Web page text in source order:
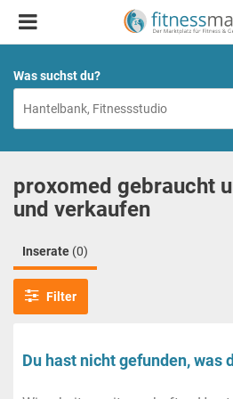
Was suchst du?
proxomed gebraucht
und verkaufen
Inserate (0)
Filter
Du hast nicht gefunden, was